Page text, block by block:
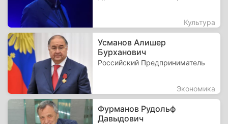
Культура
Усманов Алишер
Бурханович
Российский Предприниматель
Экономика
Фурманов Рудольф
Давыдович